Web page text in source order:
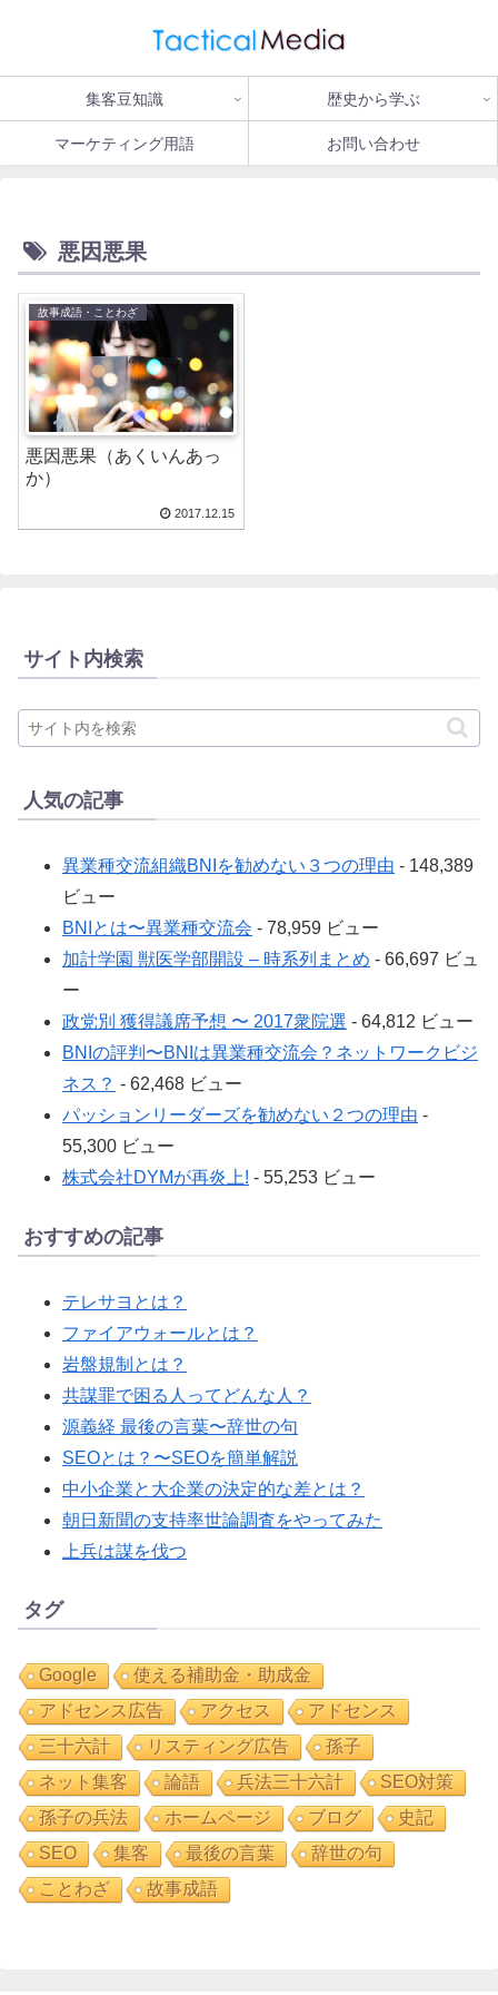
集客豆知識 歴史から学ぶ
マーケティング用語 お問い合わせ
悪因悪果
故事成語・ことわざ
悪因悪果（あくいんあっ
か）
2017.12.15
サイト内検索
人気の記事
異業種交流組織BNIを勧めない３つの理由 - 148,389
ビュー
BNIとは〜異業種交流会 - 78,959 ビュー
加計学園 獣医学部開設 – 時系列まとめ - 66,697 ビュ
ー
政党別 獲得議席予想 〜 2017衆院選 - 64,812 ビュー
BNIの評判〜BNIは異業種交流会？ネットワークビジ
ネス？ - 62,468 ビュー
パッションリーダーズを勧めない２つの理由 -
55,300 ビュー
株式会社DYMが再炎上! - 55,253 ビュー
おすすめの記事
テレサヨとは？
ファイアウォールとは？
岩盤規制とは？
共謀罪で困る人ってどんな人？
源義経 最後の言葉〜辞世の句
SEOとは？〜SEOを簡単解説
中小企業と大企業の決定的な差とは？
朝日新聞の支持率世論調査をやってみた
上兵は謀を伐つ
タグ
Google
使える補助金・助成金
アドセンス広告
アクセス
アドセンス
三十六計
リスティング広告
孫子
ネット集客
論語 兵法三十六計
SEO対策
孫子の兵法
ホームページ ブログ
史記
SEO
集客 最後の言葉
辞世の句
ことわざ
故事成語